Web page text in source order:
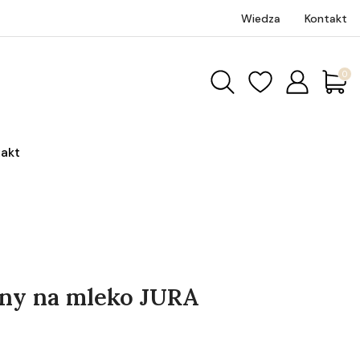
Wiedza Kontakt
na mleko JURA